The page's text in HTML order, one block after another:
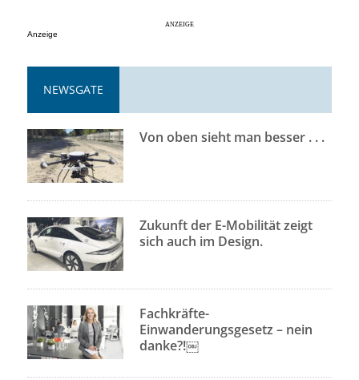
Anzeige
NEWSGATE
Von oben sieht man besser . . .
Zukunft der E-Mobilität zeigt
sich auch im Design.
Fachkräfte-
Einwanderungsgesetz – nein
danke?!￼